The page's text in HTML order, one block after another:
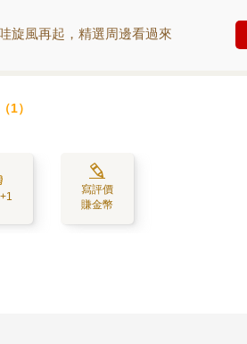
旋風再起，精選周邊看過來
）
寫評價
賺金幣